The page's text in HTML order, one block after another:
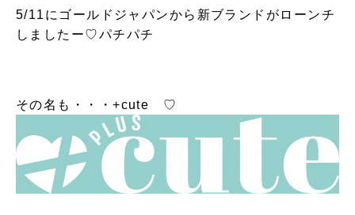
5/11にゴールドジャパンから新ブランドがローンチ
しましたー♡パチパチ
その名も・・・+cute ♡